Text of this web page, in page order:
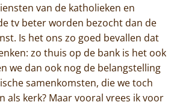
van de katholieken en
tv beter worden bezocht dan de
Is het ons zo goed bevallen dat
zo thuis op de bank is het ook
we dan ook nog de belangstelling
samenkomsten, die we toch
als kerk? Maar vooral vrees ik voor